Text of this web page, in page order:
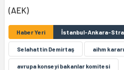
(AEK)
Haber Yeri İstanbul-Ankara-
Selahattin Demirtaş aihm kararı
avrupa konseyi bakanlar komitesi